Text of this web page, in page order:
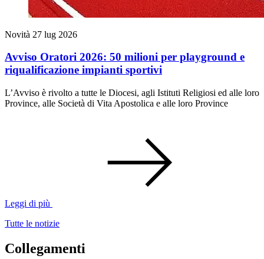
Novità 27 lug 2026
Avviso Oratori 2026: 50 milioni per playground e
riqualificazione impianti sportivi
L’Avviso è rivolto a tutte le Diocesi, agli Istituti Religiosi ed alle loro
Province, alle Società di Vita Apostolica e alle loro Province
Leggi di più
Tutte le notizie
Collegamenti